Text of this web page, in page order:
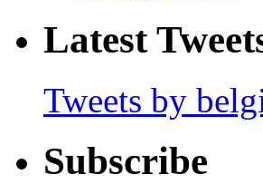
Latest
Tweets by
Subscribe